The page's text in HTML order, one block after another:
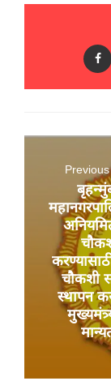
चौकशी
स्थापन